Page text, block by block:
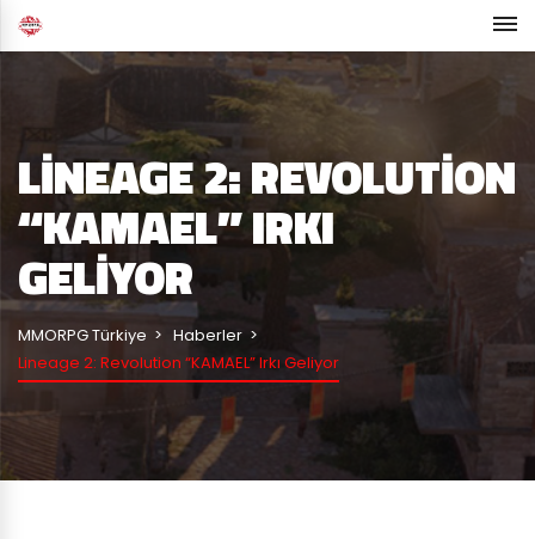
LINEAGE 2: REVOLUTION
“KAMAEL” IRKI
GELIYOR
MMORPG Türkiye
Haberler
Lineage 2: Revolution “KAMAEL” Irkı Geliyor